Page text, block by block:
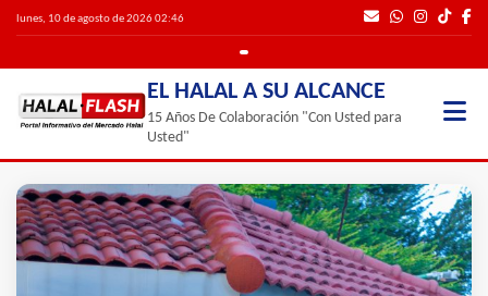
lunes, 10 de agosto de 2026 02:46
EL HALAL A SU ALCANCE
15 Años De Colaboración "Con Usted para
Usted"